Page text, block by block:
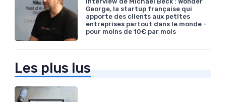
George, la startup française qui
apporte des clients aux petites
entreprises partout dans le monde -
pour moins de 10€ par mois
Les plus lus